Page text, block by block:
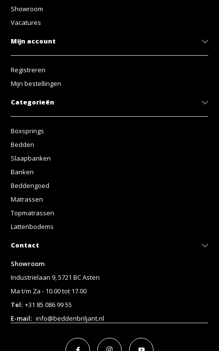
Showroom
Vacatures
Mijn account
Registreren
Mijn bestellingen
Categorieën
Boxsprings
Bedden
Slaapbanken
Banken
Beddengoed
Matrassen
Topmatrassen
Lattenbodems
Contact
Showroom
Industrielaan 9, 5721 BC Asten
Ma t/m Za - 10.00 tot 17.00
Tel: +31 85 086 99 55
E-mail: info@beddenbriljant.nl